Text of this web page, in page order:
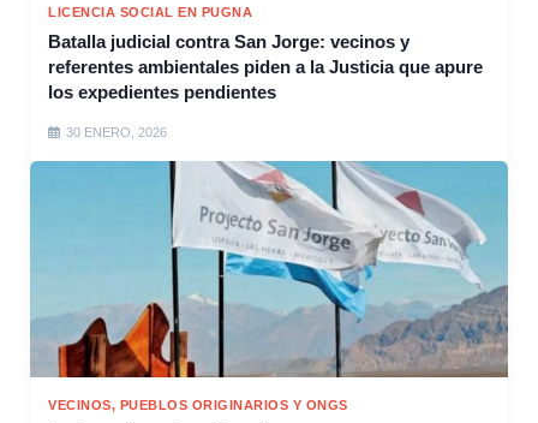
LICENCIA SOCIAL EN PUGNA
Batalla judicial contra San Jorge: vecinos y
referentes ambientales piden a la Justicia que apure
los expedientes pendientes
30 ENERO, 2026
VECINOS, PUEBLOS ORIGINARIOS Y ONGS